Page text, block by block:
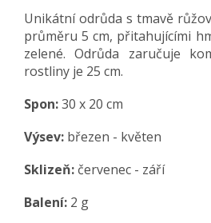
Unikátní odrůda s tmavě
průměru 5 cm, přitahujícími
zelené. Odrůda zaručuje
rostliny je 25 cm.
Spon:30 x 20 cm
Výsev: březen - květen
Sklizeň: červenec - září
Balení: 2 g